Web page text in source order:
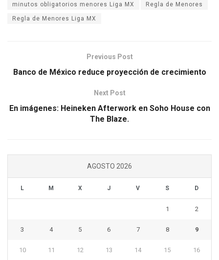
minutos obligatorios menores Liga MX Regla de Menores
Regla de Menores Liga MX
Previous Post
Banco de México reduce proyección de crecimiento
Next Post
En imágenes: Heineken Afterwork en Soho House con
The Blaze.
AGOSTO 2026
L M X J V S D
1 2
3 4 5 6 7 8 9
10 11 12 13 14 15 16